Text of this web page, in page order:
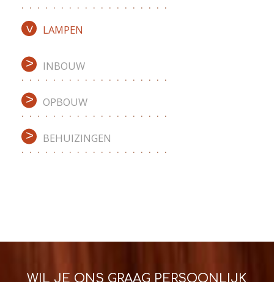
LAMPEN
INBOUW
OPBOUW
BEHUIZINGEN
WIL JE ONS GRAAG PERSOONLIJK